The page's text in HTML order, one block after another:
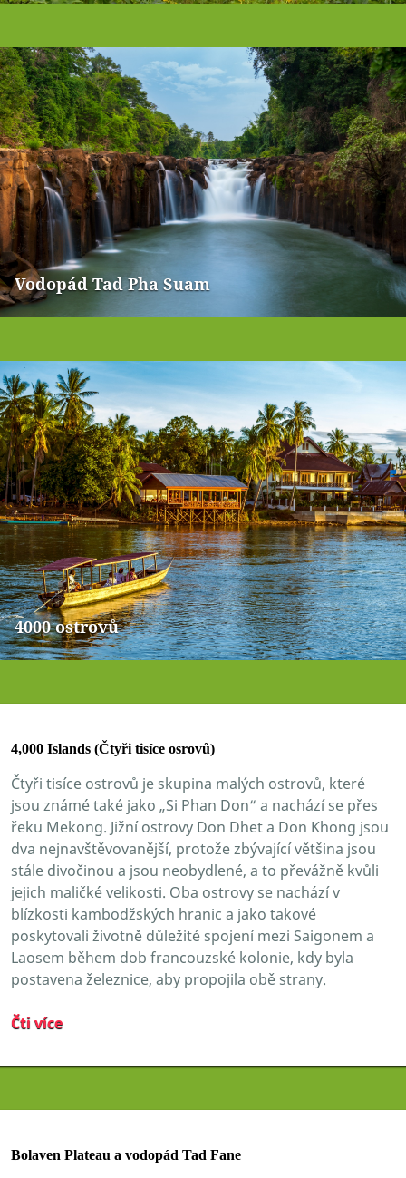
Vodopád Tad Pha Suam
4000 ostrovů
4,000 Islands (Čtyři tisíce osrovů)
Čtyři tisíce ostrovů je skupina malých ostrovů, které
jsou známé také jako „Si Phan Don“ a nachází se přes
řeku Mekong. Jižní ostrovy Don Dhet a Don Khong jsou
dva nejnavštěvovanější, protože zbývající většina jsou
stále divočinou a jsou neobydlené, a to převážně kvůli
jejich maličké velikosti. Oba ostrovy se nachází v
blízkosti kambodžských hranic a jako takové
poskytovali životně důležité spojení mezi Saigonem a
Laosem během dob francouzské kolonie, kdy byla
postavena železnice, aby propojila obě strany.
Čti více
Bolaven Plateau a vodopád Tad Fane